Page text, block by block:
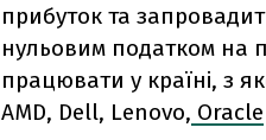
прибуток та
нульовим податком на
працювати у країні, з
AMD, Dell, Lenovo, Oracle